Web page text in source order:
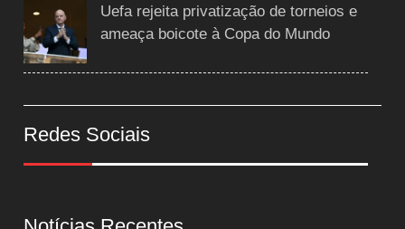
Uefa rejeita privatização de torneios e
ameaça boicote à Copa do Mundo
Redes Sociais